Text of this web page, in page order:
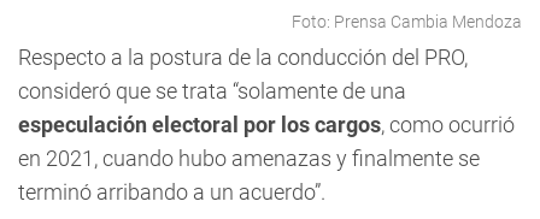
Foto: Prensa Cambia Mendoza
Respecto a la postura de la conducción del PRO,
consideró que se trata “solamente de una
especulación electoral por los cargos, como ocurrió
en 2021, cuando hubo amenazas y finalmente se
terminó arribando a un acuerdo”.